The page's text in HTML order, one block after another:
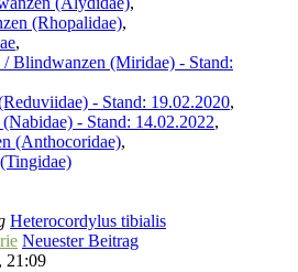
(Rhopalidae),
,
/ Blindwanzen (Miridae) - Stand:
- Stand: 19.02.2020,
- Stand: 14.02.2022,
(Anthocoridae),
Heterocordylus tibialis
Neuester Beitrag
21:09